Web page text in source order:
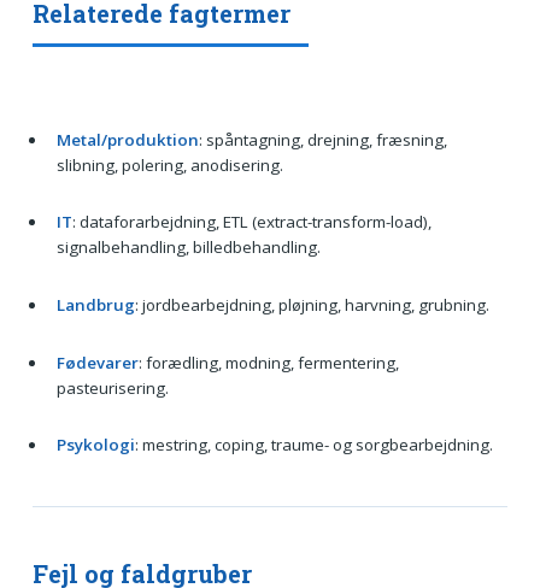
Relaterede fagtermer
Metal/produktion: spåntagning, drejning, fræsning,
slibning, polering, anodisering.
IT: dataforarbejdning, ETL (extract-transform-load),
signalbehandling, billedbehandling.
Landbrug: jordbearbejdning, pløjning, harvning, grubning.
Fødevarer: forædling, modning, fermentering,
pasteurisering.
Psykologi: mestring, coping, traume- og sorgbearbejdning.
Fejl og faldgruber